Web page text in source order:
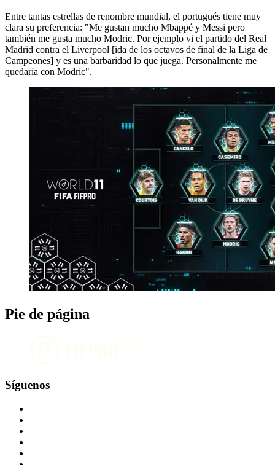
Entre tantas estrellas de renombre mundial, el portugués tiene muy
clara su preferencia: "Me gustan mucho Mbappé y Messi pero
también me gusta mucho Modric. Por ejemplo vi el partido del Real
Madrid contra el Liverpool [ida de los octavos de final de la Liga de
Campeones] y es una barbaridad lo que juega. Personalmente me
quedaría con Modric".
Pie de página
Síguenos